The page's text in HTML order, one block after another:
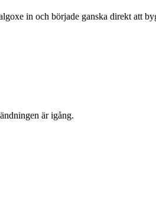
in och började ganska direkt att
är igång.